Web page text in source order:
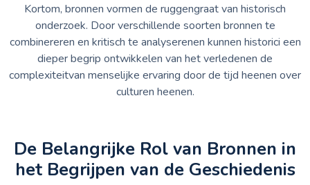
Kortom, bronnen vormen de ruggengraat van historisch
onderzoek. Door verschillende soorten bronnen te
combinereren en kritisch te analyserenen kunnen historici een
dieper begrip ontwikkelen van het verledenen de
complexiteitvan menselijke ervaring door de tijd heenen over
culturen heenen.
De Belangrijke Rol van Bronnen in
het Begrijpen van de Geschiedenis